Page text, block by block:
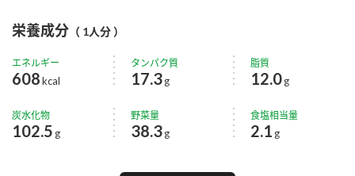
栄養成分 （ 1人分 ）
エネルギー
608kcal
タンパク質
17.3g
脂質
12.0 g
炭水化物
102.5 g
野菜量
38.3g
食塩相当量
2.1 g